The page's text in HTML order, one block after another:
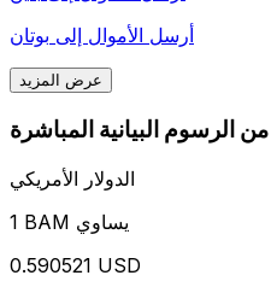
أرسل الأموال إلى بوتان
عرض المزيد
الدولار الأمريكي
1 BAM يساوي
0.590521 USD